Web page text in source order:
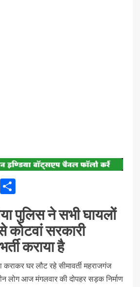
X
पुलिस ने सभी घायलों
कोटवां सरकारी
कराया है
घर लौट रहे सीमावर्ती महराजगंज
लोग आज मंगलवार की दोपहर सड़क निर्माण